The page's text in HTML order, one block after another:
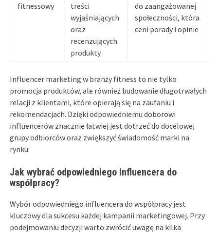
fitnessowy
treści
wyjaśniających
oraz
recenzujących
produkty
do zaangażowanej
społeczności, która
ceni porady i opinie
Influencer marketing w branży fitness to nie tylko
promocja produktów, ale również budowanie długotrwałych
relacji z klientami, które opierają się na zaufaniu i
rekomendacjach. Dzięki odpowiedniemu doborowi
influencerów znacznie łatwiej jest dotrzeć do docelowej
grupy odbiorców oraz zwiększyć świadomość marki na
rynku.
Jak wybrać odpowiedniego influencera do
współpracy?
Wybór odpowiedniego influencera do współpracy jest
kluczowy dla sukcesu każdej kampanii marketingowej. Przy
podejmowaniu decyzji warto zwrócić uwagę na kilka